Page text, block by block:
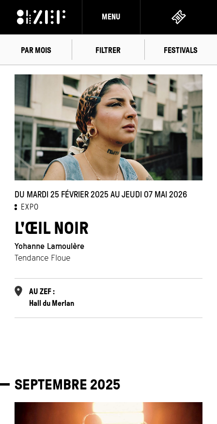
MENU
PAR MOIS FILTRER FESTIVALS
FÉVRIER 2025
DU MARDI 25 FÉVRIER 2025 AU JEUDI 07 MAI 2026
EXPO
L'ŒIL NOIR
Yohanne Lamoulère
Tendance Floue
AU ZEF :
Hall du Merlan
SEPTEMBRE 2025